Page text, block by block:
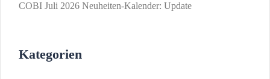
COBI Juli 2026 Neuheiten-Kalender: Update
Kategorien